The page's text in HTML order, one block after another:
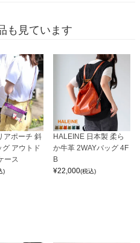
も見ています
アポーチ 斜
グ アウトド
ース
)
HALEINE 日本製 柔ら
か牛革 2WAYバッグ 4F
B
¥22,000(税込)